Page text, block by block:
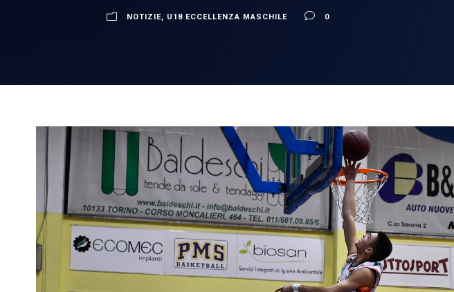
NOTIZIE, U18 ECCELLENZA MASCHILE 0